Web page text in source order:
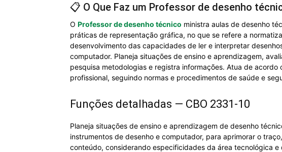
📋 O Que Faz um Professor de desenho
O Professor de desenho técnico ministra aulas de desenho
práticas de representação gráfica, no que se refere a
desenvolvimento das capacidades de ler e interpretar
computador. Planeja situações de ensino e aprendizagem,
pesquisa metodologias e registra informações. Atua de
profissional, seguindo normas e procedimentos de saúde e
Funções detalhadas — CBO 2331-10
Planeja situações de ensino e aprendizagem de desenho
instrumentos de desenho e computador, para aprimorar o
conteúdo, considerando especificidades da área tecnológica